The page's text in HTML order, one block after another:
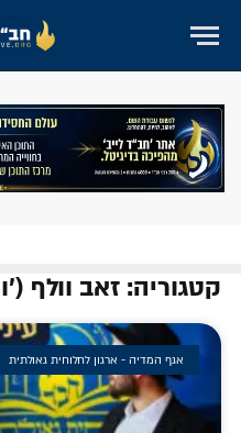
קטגוריה: זאב וולף
אגף המדיה - ארגון לחלוחית גאולתית